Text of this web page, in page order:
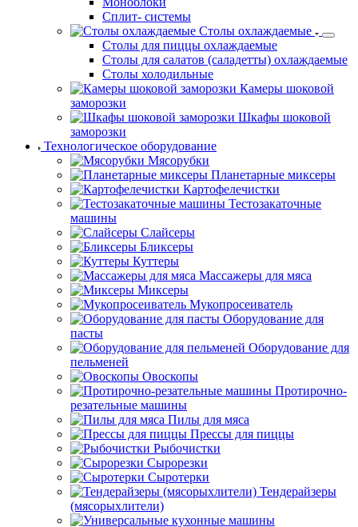
Сплит- системы
Столы охлаждаемые
Столы для пиццы охлаждаемые
Столы для салатов (саладетты) охлаждаемые
Столы холодильные
Камеры шоковой
заморозки
Шкафы шоковой
заморозки
Технологическое оборудование
Мясорубки
Планетарные миксеры
Картофелечистки
Тестозакаточные
машины
Слайсеры
Бликсеры
Куттеры
Массажеры для мяса
Миксеры
Мукопросеиватель
Оборудование для
пасты
Оборудование для
пельменей
Овоскопы
Протирочно-
резательные машины
Пилы для мяса
Прессы для пиццы
Рыбочистки
Сырорезки
Сыротерки
Тендерайзеры
(мясорыхлители)